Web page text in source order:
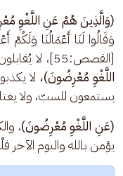
(وَالَّذِينَ هُمْ عَنِ اللَّغْوِ
وَقَالُوا لَنَا أَعْمَالُنَا
[القصص:55]، لا يُقابلون سبًّا بسبّ ولا شتمًا بشتم، لأنهم
اللَّغْوِ مُعْرِضُونَ)، لا
يستمعون للسبّ، ولا
(عَنِ اللَّغْوِ مُعْرِضُونَ)،
يؤمن بالله واليوم